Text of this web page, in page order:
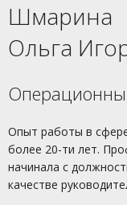
Шмарина
Ольга
Опыт работы в
более 20-ти лет.
начинала с
качестве